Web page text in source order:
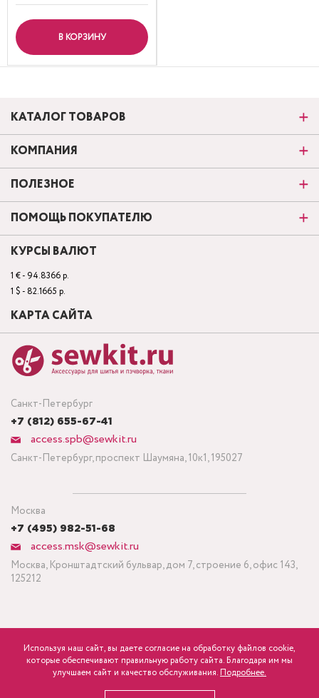
розница Минимальный заказ ткани от 3 метров
В КОРЗИНУ
Санкт-Петербург
+7 (812) 655-67-41
access.spb@sewkit.ru
Санкт-Петербург, проспект Шаумяна, 10к1, 195027
Москва
+7 (495) 982-51-68
access.msk@sewkit.ru
Москва, Кронштадтский бульвар, дом 7, строение 6, офис 143,
125212
КАТАЛОГ ТОВАРОВ
КОМПАНИЯ
ПОЛЕЗНОЕ
ПОМОЩЬ ПОКУПАТЕЛЮ
КУРСЫ ВАЛЮТ
1 € - 94.8366 р.
1 $ - 82.1665 р.
КАРТА САЙТА
Политика конфиденциальности
ПОДПИСАТЬСЯ НА НОВОСТИ
Используя наш сайт, вы даете согласие на обработку файлов cookie,
которые обеспечивают правильную работу сайта. Благодаря им мы
улучшаем сайт и качество обслуживания. Подробнее.